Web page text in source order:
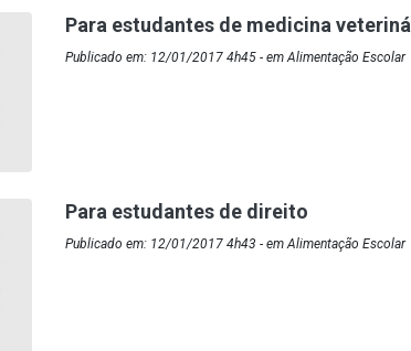
Para estudantes de medicina
Publicado em: 12/01/2017 4h45 - em Alimentação Escolar
Para estudantes de direito
Publicado em: 12/01/2017 4h43 - em Alimentação Escolar